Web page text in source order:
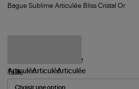
Bague
Bague Sublime Articulée Bliss Cristal Or
Taille